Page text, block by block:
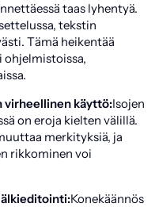
taas lyhentyä.
tekstin
Tämä heikentää
ohjelmistoissa,
virheellinen käyttö:Isojen
on eroja kielten välillä.
merkityksiä, ja
rikkominen voi
Konekäännös